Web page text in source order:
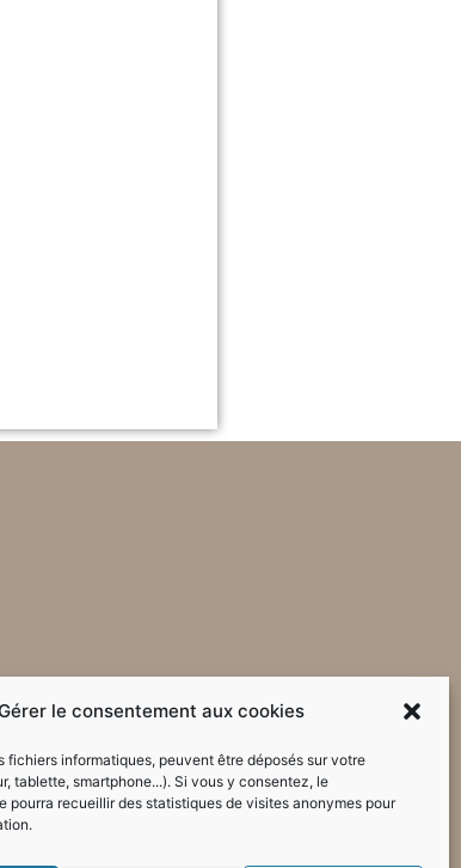
le consentement aux cookies
fichiers informatiques, peuvent être déposés sur votre
tablette, smartphone...). Si vous y consentez, le
pourra recueillir des statistiques de visites anonymes pour